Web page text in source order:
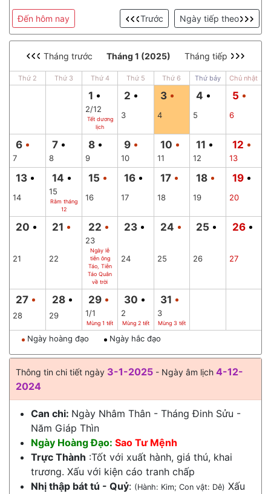
Đến hôm nay Ngày tiếp theo
Trước
Tháng trước Tháng 1 (2025) Tháng tiếp
Thứ 2 Thứ 3 Thứ 4 Thứ 5 Thứ 6 Thứ bảy Chủ nhật
1
2/12
Tết dương
lịch
2
3
3
4
4
5
5
6
6
7
7
8
8
9
9
10
10
11
11
12
12
13
13
14
14
15
Rằm tháng
12
15
16
16
17
17
18
18
19
19
20
20
21
21
22
22
23
Ngày lễ
tiễn ông
Táo, Tiễn
Táo Quân
về trời
23
24
24
25
25
26
26
27
27
28
28
29
29
1/1
Mùng 1 tết
30
2
Mùng 2 tết
31
3
Mùng 3 tết
Ngày hoàng đạo Ngày hắc đạo
Thông tin chi tiết ngày 3-1-2025 - Ngày âm lịch 4-12-
2024
Can chi: Ngày Nhâm Thân - Tháng Đinh Sửu -
Năm Giáp Thìn
Ngày Hoàng Đạo: Sao Tư Mệnh
Trực Thành :Tốt với xuất hành, giá thú, khai
trương. Xấu với kiện cáo tranh chấp
Nhị thập bát tú - Quỷ: (Hành: Kim; Con vật: Dê) Xấu